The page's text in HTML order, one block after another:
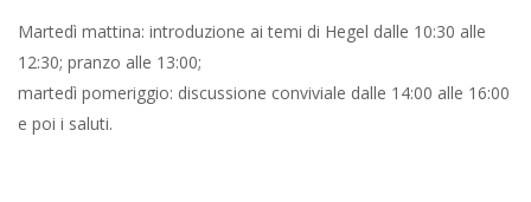
Martedì mattina: introduzione ai temi di Hegel dalle 10:30 alle
12:30; pranzo alle 13:00;
martedì pomeriggio: discussione conviviale dalle 14:00 alle 16:00
e poi i saluti.